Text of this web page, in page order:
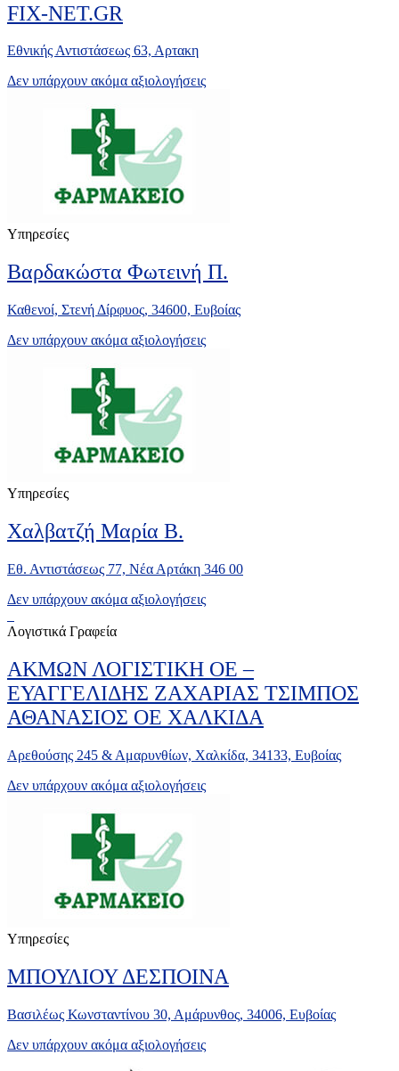
FIX-NET.GR
Εθνικής Αντιστάσεως 63, Αρτακη
Δεν υπάρχουν ακόμα αξιολογήσεις
Υπηρεσίες
Βαρδακώστα Φωτεινή Π.
Καθενοί, Στενή Δίρφυος, 34600, Ευβοίας
Δεν υπάρχουν ακόμα αξιολογήσεις
Υπηρεσίες
Χαλβατζή Μαρία Β.
Εθ. Αντιστάσεως 77, Νέα Αρτάκη 346 00
Δεν υπάρχουν ακόμα αξιολογήσεις
Λογιστικά Γραφεία
ΑΚΜΩΝ ΛΟΓΙΣΤΙΚΗ ΟΕ –
ΕΥΑΓΓΕΛΙΔΗΣ ΖΑΧΑΡΙΑΣ ΤΣΙΜΠΟΣ
ΑΘΑΝΑΣΙΟΣ ΟΕ ΧΑΛΚΙΔΑ
Αρεθούσης 245 & Αμαρυνθίων, Χαλκίδα, 34133, Ευβοίας
Δεν υπάρχουν ακόμα αξιολογήσεις
Υπηρεσίες
ΜΠΟΥΛΙΟΥ ΔΕΣΠΟΙΝΑ
Βασιλέως Κωνσταντίνου 30, Αμάρυνθος, 34006, Ευβοίας
Δεν υπάρχουν ακόμα αξιολογήσεις